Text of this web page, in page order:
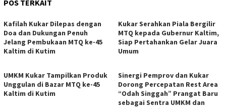
POS TERKAIT
Kafilah Kukar Dilepas dengan
Doa dan Dukungan Penuh
Jelang Pembukaan MTQ ke-45
Kaltim di Kutim
Kukar Serahkan Piala Bergilir
MTQ kepada Gubernur Kaltim,
Siap Pertahankan Gelar Juara
Umum
UMKM Kukar Tampilkan Produk
Unggulan di Bazar MTQ ke-45
Kaltim di Kutim
Sinergi Pemprov dan Kukar
Dorong Percepatan Rest Area
“Odah Singgah” Prangat Baru
sebagai Sentra UMKM dan